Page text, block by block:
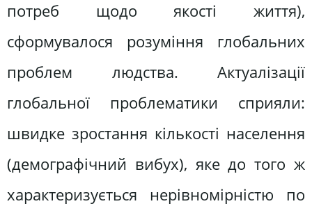
потреб щодо якості життя),
сформувалося розуміння глобальних
проблем людства. Актуалізації
глобальної проблематики сприяли:
швидке зростання кількості населення
(демографічний вибух), яке до того ж
характеризується нерівномірністю по